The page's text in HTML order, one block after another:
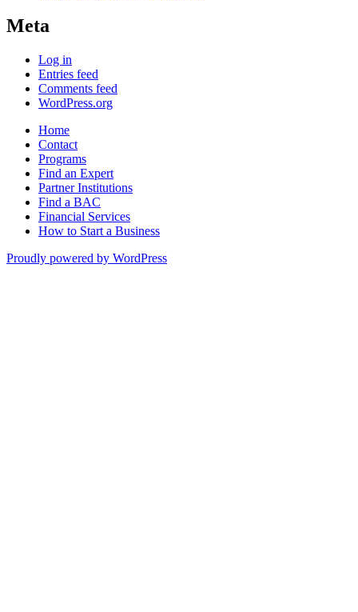
Meta
Log in
Entries feed
Comments feed
WordPress.org
Home
Contact
Programs
Find an Expert
Partner Institutions
Find a BAC
Financial Services
How to Start a Business
Proudly powered by WordPress